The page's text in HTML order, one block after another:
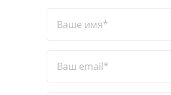
Ваше имя*
Ваш email*